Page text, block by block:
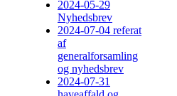
2024-05-29
Nyhedsbrev
2024-07-04 referat
af
generalforsamling
og nyhedsbrev
2024-07-31